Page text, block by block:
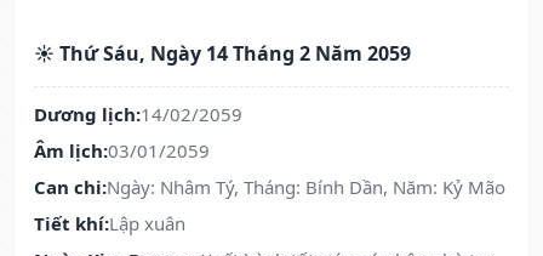
☀️ Thứ Sáu, Ngày 14 Tháng 2 Năm 2059
Dương lịch:14/02/2059
Âm lịch:03/01/2059
Can chi:Ngày: Nhâm Tý, Tháng: Bính Dần, Năm: Kỷ Mão
Tiết khí:Lập xuân